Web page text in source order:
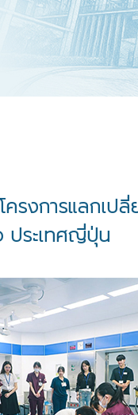
งการแลกเปลี่
ประเทศญี่ปุ่น